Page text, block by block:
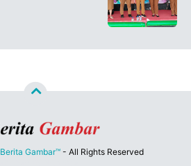
Berita Gambar™- All Rights Reserved